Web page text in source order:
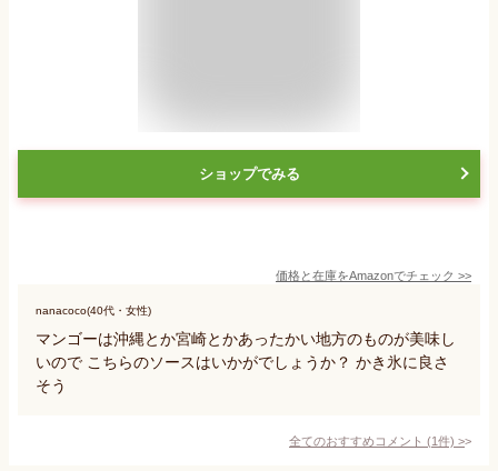
ショップでみる
価格と在庫をAmazonでチェック >>
nanacoco(40代・女性)
マンゴーは沖縄とか宮崎とかあったかい地方のものが美味し
いので こちらのソースはいかがでしょうか？ かき氷に良さ
そう
全てのおすすめコメント (1件) >